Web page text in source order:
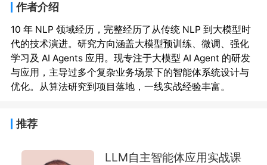
作者介绍
10 年 NLP 领域经历，完整经历了从传统 NLP 到大模型时
代的技术演进。研究方向涵盖大模型预训练、微调、强化
学习及 AI Agents 应用。现专注于大模型 AI Agent 的研发
与应用，主导过多个复杂业务场景下的智能体系统设计与
推荐
LLM自主智能体应用实战课